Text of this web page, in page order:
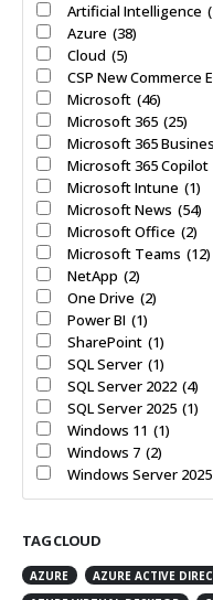
Artificial Intelligence
Azure (38)
Cloud (5)
CSP New Commerce
Microsoft (46)
Microsoft 365 (25)
Microsoft 365
Microsoft 365 Copilot
Microsoft Intune (1)
Microsoft News (54)
Microsoft Office (2)
Microsoft Teams (12)
NetApp (2)
One Drive (2)
Power BI (1)
SharePoint (1)
SQL Server (1)
SQL Server 2022 (4)
SQL Server 2025 (1)
Windows 11 (1)
Windows 7 (2)
Windows Server 2025
TAG CLOUD
AZURE AZURE ACTIVE